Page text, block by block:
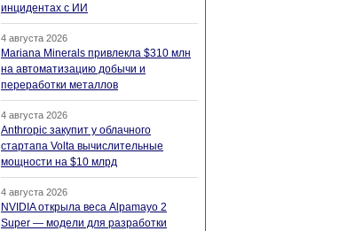
инцидентах с ИИ
4 августа 2026
Mariana Minerals привлекла $310 млн
на автоматизацию добычи и
переработки металлов
4 августа 2026
Anthropic закупит у облачного
стартапа Volta вычислительные
мощности на $10 млрд
4 августа 2026
NVIDIA открыла веса Alpamayo 2
Super — модели для разработки